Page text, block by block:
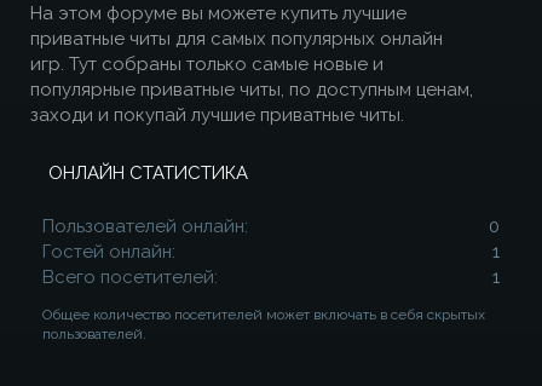
На этом форуме вы можете купить лучшие
приватные читы для самых популярных онлайн
игр. Тут собраны только самые новые и
популярные приватные читы, по доступным ценам,
заходи и покупай лучшие приватные читы.
ОНЛАЙН СТАТИСТИКА
Пользователей онлайн
0
Гостей онлайн
1
Всего посетителей
1
Общее количество посетителей может включать в себя скрытых
пользователей.